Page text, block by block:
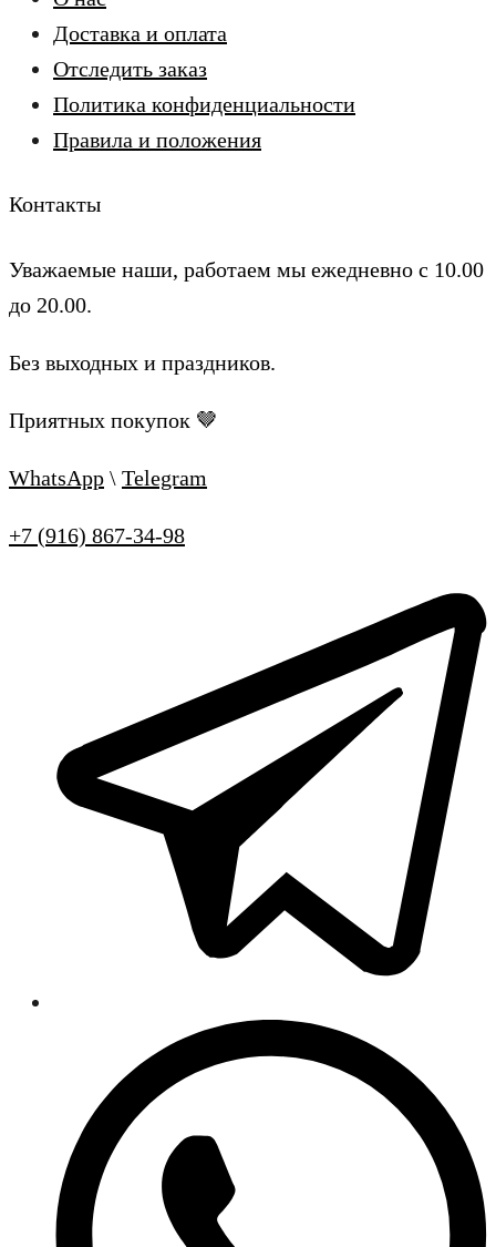
Доставка и оплата
Отследить заказ
Политика конфиденциальности
Правила и положения
Контакты
Уважаемые наши, работаем мы ежедневно с 10.00
до 20.00.
Без выходных и праздников.
Приятных покупок 🤎
WhatsApp \ Telegram
+7 (916) 867-34-98